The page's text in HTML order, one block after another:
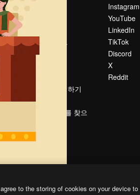
책
검색 트렌드
블로그
콘텐츠 판매하기
프레스룸
magnific.ai를 찾으
Instagram
YouTube
LinkedIn
TikTok
Discord
X
Reddit
to the storing of cookies on your device